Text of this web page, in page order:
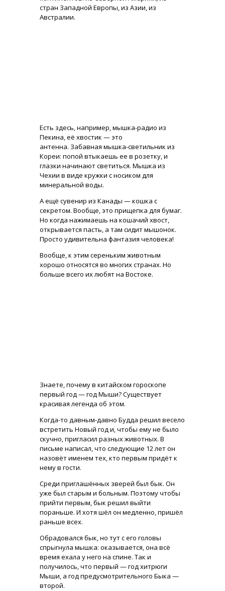
стран Западной Европы, из Азии, из
Австралии.
Есть здесь, например, мышка-радио из
Пекина, её хвостик — это
антенна. Забавная мышка-светильник из
Кореи: попой втыкаешь ее в розетку, и
глазки начинают светиться. Мышка из
Чехии в виде кружки с носиком для
минеральной воды.
А ещё сувенир из Канады — кошка с
секретом. Вообще, это прищепка для бумаг.
Но когда нажимаешь на кошачий хвост,
открывается пасть, а там сидит мышонок.
Просто удивительна фантазия человека!
Вообще, к этим сереньким животным
хорошо относятся во многих странах. Но
больше всего их любят на Востоке.
Знаете, почему в китайском гороскопе
первый год — год Мыши? Существует
красивая легенда об этом.
Когда-то давным-давно Будда решил весело
встретить Новый год и, чтобы ему не было
скучно, пригласил разных животных. В
письме написал, что следующие 12 лет он
назовёт именем тех, кто первым придёт к
нему в гости.
Среди приглашённых зверей был бык. Он
уже был старым и больным. Поэтому чтобы
прийти первым, бык решил выйти
пораньше. И хотя шёл он медленно, пришёл
раньше всех.
Обрадовался бык, но тут с его головы
спрыгнула мышка: оказывается, она всё
время ехала у него на спине. Так и
получилось, что первый — год хитрюги
Мыши, а год предусмотрительного Быка —
второй.